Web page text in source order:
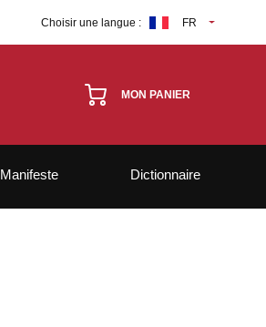
Choisir une langue : FR
MON PANIER
Manifeste Dictionnaire